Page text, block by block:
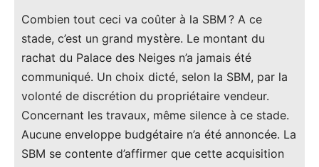
Combien tout ceci va coûter à la SBM ? A ce
stade, c’est un grand mystère. Le montant du
rachat du Palace des Neiges n’a jamais été
communiqué. Un choix dicté, selon la SBM, par la
volonté de discrétion du propriétaire vendeur.
Concernant les travaux, même silence à ce stade.
Aucune enveloppe budgétaire n’a été annoncée. La
SBM se contente d’affirmer que cette acquisition